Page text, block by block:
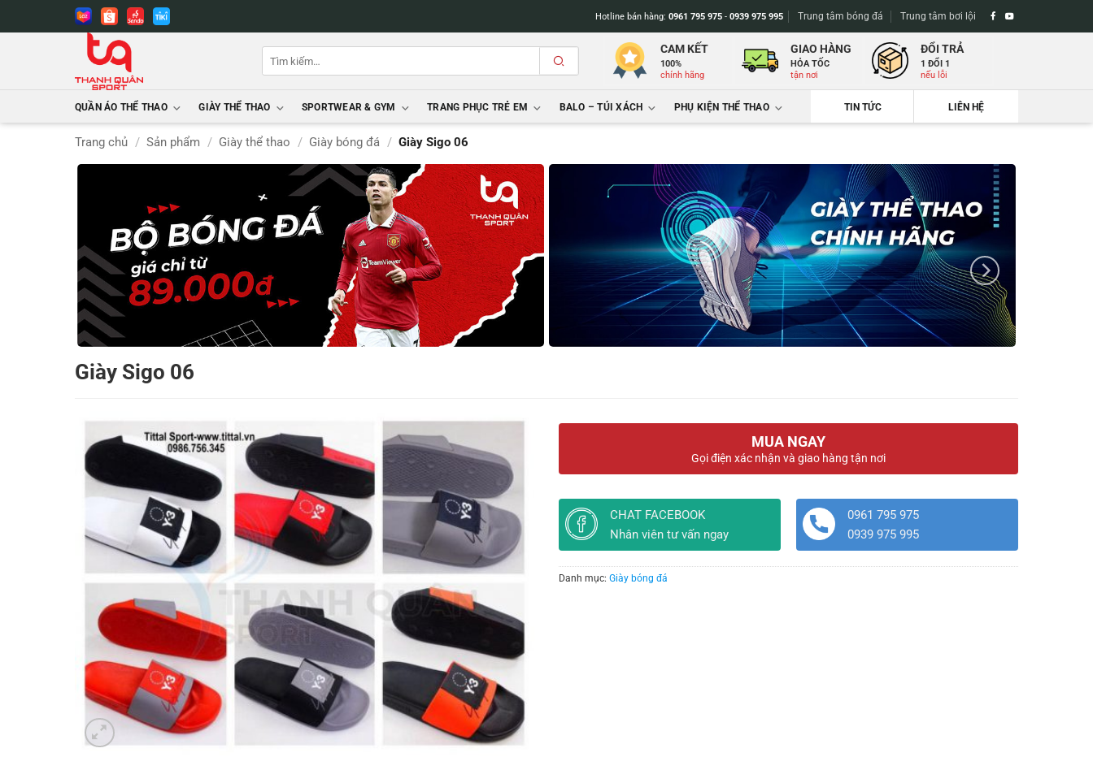
Hotline bán hàng: 0961 795 975- 0939 975 995 Trung tâm bóng đá Trung tâm bơi lội
Tìm
CAM KẾT
100%
chính hãng
GIAO HÀNG
HỎA TỐC
tận nơi
ĐỔI TRẢ
1 ĐỔI 1
nếu lỗi
QUẦN ÁO THỂ THAO GIÀY THỂ THAO SPORTWEAR & GYM TRANG PHỤC TRẺ EM BALO – TÚI XÁCH PHỤ KIỆN THỂ THAO TIN TỨC LIÊN HỆ
Trang chủ / Sản phẩm / Giày thể thao / Giày bóng đá / Giày Sigo 06
Giày Sigo 06
MUA NGAY
Gọi điện xác nhận và giao hàng tận nơi
CHAT FACEBOOK
Nhân viên tư vấn ngay
0961 795 975
0939 975 995
Danh mục: Giày bóng đá